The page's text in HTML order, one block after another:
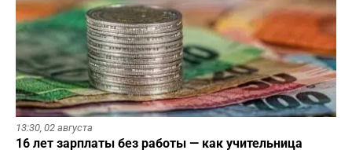
13:30, 02 августа
16 лет зарплаты без работы — как учительница